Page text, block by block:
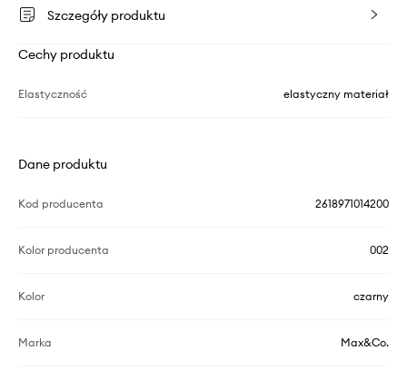
Szczegóły produktu
Cechy produktu
Elastyczność elastyczny materiał
Dane produktu
Kod producenta 2618971014200
Kolor producenta 002
Kolor czarny
Marka Max&Co.